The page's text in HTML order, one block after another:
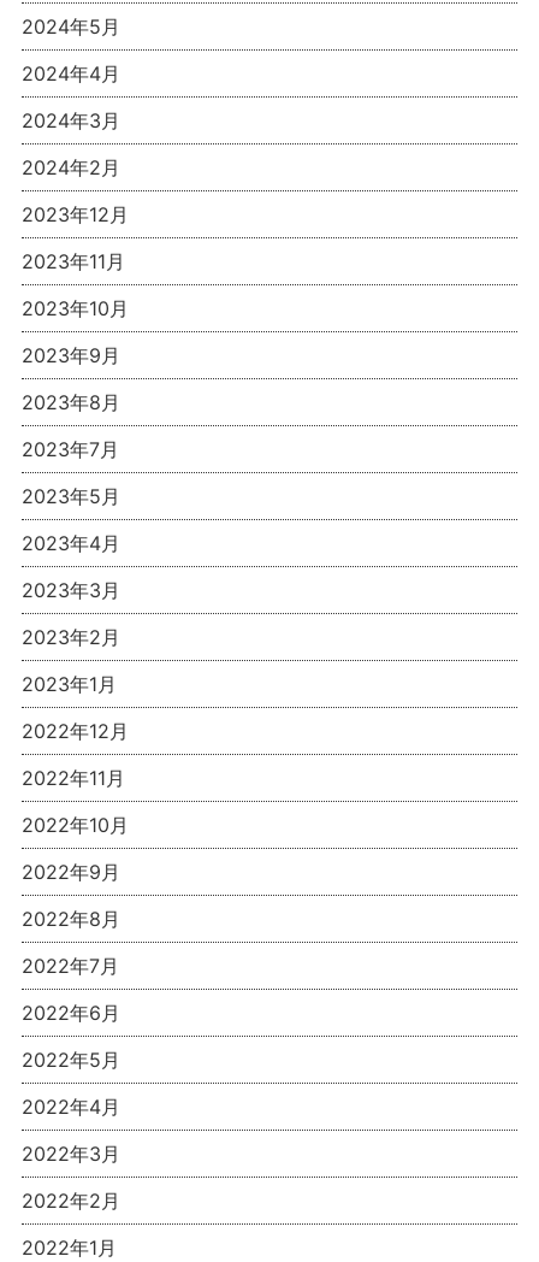
2024年5月
2024年4月
2024年3月
2024年2月
2023年12月
2023年11月
2023年10月
2023年9月
2023年8月
2023年7月
2023年5月
2023年4月
2023年3月
2023年2月
2023年1月
2022年12月
2022年11月
2022年10月
2022年9月
2022年8月
2022年7月
2022年6月
2022年5月
2022年4月
2022年3月
2022年2月
2022年1月